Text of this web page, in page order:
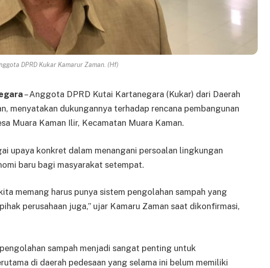
DPRD Kukar Kamarur Zaman. (Hf)
– Anggota DPRD Kutai Kartanegara (Kukar) dari Daerah
menyatakan dukungannya terhadap rencana pembangunan
Muara Kaman Ilir, Kecamatan Muara Kaman.
upaya konkret dalam menangani persoalan lingkungan
baru bagi masyarakat setempat.
memang harus punya sistem pengolahan sampah yang
perusahaan juga,” ujar Kamaru Zaman saat dikonfirmasi,
sampah menjadi sangat penting untuk
di daerah pedesaan yang selama ini belum memiliki